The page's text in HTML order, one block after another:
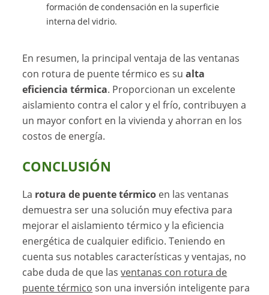
formación de condensación en la superficie
interna del vidrio.
En resumen, la principal ventaja de las ventanas
con rotura de puente térmico es sualta
eficiencia térmica. Proporcionan un excelente
aislamiento contra el calor y el frío, contribuyen a
un mayor confort en la vivienda y ahorran en los
costos de energía.
CONCLUSIÓN
La rotura de puente térmico en las ventanas
demuestra ser una solución muy efectiva para
mejorar el aislamiento térmico y la eficiencia
energética de cualquier edificio. Teniendo en
cuenta sus notables características y ventajas, no
cabe duda de que lasventanas con rotura de
puente térmico son una inversión inteligente para